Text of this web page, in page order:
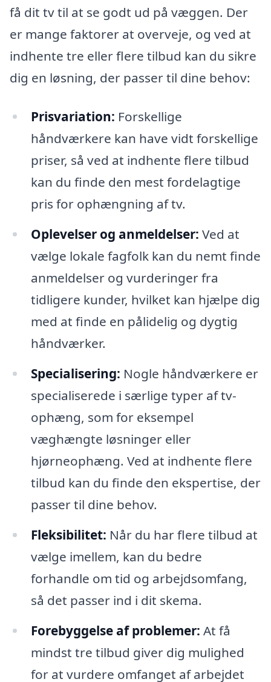
få dit tv til at se godt ud på væggen. Der
er mange faktorer at overveje, og ved at
indhente tre eller flere tilbud kan du sikre
dig en løsning, der passer til dine behov:
Prisvariation: Forskellige
håndværkere kan have vidt forskellige
priser, så ved at indhente flere tilbud
kan du finde den mest fordelagtige
pris for ophængning af tv.
Oplevelser og anmeldelser: Ved at
vælge lokale fagfolk kan du nemt finde
anmeldelser og vurderinger fra
tidligere kunder, hvilket kan hjælpe dig
med at finde en pålidelig og dygtig
håndværker.
Specialisering: Nogle håndværkere er
specialiserede i særlige typer af tv-
ophæng, som for eksempel
væghængte løsninger eller
hjørneophæng. Ved at indhente flere
tilbud kan du finde den ekspertise, der
passer til dine behov.
Fleksibilitet: Når du har flere tilbud at
vælge imellem, kan du bedre
forhandle om tid og arbejdsomfang,
så det passer ind i dit skema.
Forebyggelse af problemer: At få
mindst tre tilbud giver dig mulighed
for at vurdere omfanget af arbejdet